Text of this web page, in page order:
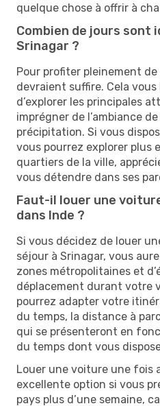
quelque chose à offrir à
Combien de jours sont
Srinagar ?
Pour profiter pleinement de
devraient suffire. Cela vous
d’explorer les principales
imprégner de l’ambiance
précipitation. Si vous
vous pourrez explorer plus
quartiers de la ville,
vous détendre dans ses
Faut-il louer une
dans Inde ?
Si vous décidez de louer
séjour à Srinagar, vous
zones métropolitaines et
déplacement durant votre
pourrez adapter votre
du temps, la distance à
qui se présenteront en
du temps dont vous
Louer une voiture une fois
excellente option si vous
pays plus d’une semaine,